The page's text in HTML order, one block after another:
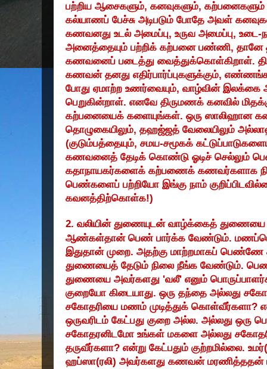
பற்றிய ஆசைகளும், கனவுகளும், கற்பனைகளும்
கல்யாணப் பேச்சு அடிபடும் போதே அவள்
கணவனது உடல் அமைப்பு, உருவ அமைப்பு, உடை-
அனைத்தையும் பற்றிக் கற்பனை பண்ணி, தானே
கணவனைப் படைத்து வைத்துக்கொள்கிறாள்.
கணவன் தனது எதிர்பார்ப்புகளுக்கும்,
போது ஏமாற்ற உணர்வையும், வாழ்வின் இலக்கை
பெறுகின்றாள். எனவே திருமணக் கனவில்
கற்பனையைக் களையுங்கள். ஒரு ஸாலிஹான
தொழுகையிலும், தஹஜ்ஜத் வேலையிலும்
(குடும்பத்தையும், சமய-சமூகக்
கணவனைத் தேடிக் கொண்டு ஓடிச் செல்லும்
கதாநாயகர்களைக் கற்பணைக் கணவர்களாக
பெண்களைப் பற்றியோ இங்கு நாம்
கவனத்திற்கொள்க!)
2. வலியின் துணையுடன் வாழ்க்கைத்
ஆண்கள்தான் பெண் பார்க்க வேண்டும்.
இதுதான் முறை. அதற்கு மாற்றமாகப்
துணையைத் தேடும் நிலை நீங்க வேண்டும்.
துணையை அவர்களது 'வலீ' எனும்
குறையோ கிடையாது. ஒரு தந்தை அல்லது
சகோதரியை மணம் முடித்துக் கொள்வீர்களா?
ஒருவரிடம் கேட்பது குறை அல்ல. அல்லது
சகோதரனிடமோ உங்கள் மகளை அல்லது
தருவீர்களா? என்று கேட்பதும் குற்றமில்லை.
ஹப்ஸா(ரலி) அவர்களது கணவன் மரணித்ததன்